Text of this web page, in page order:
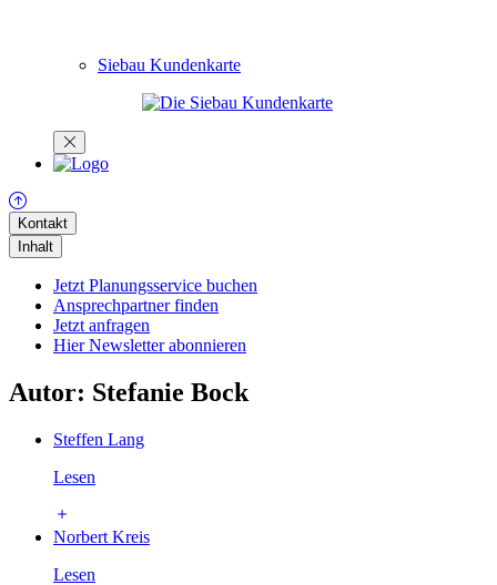
Siebau Kundenkarte
Kontakt
Inhalt
Jetzt Planungsservice buchen
Ansprechpartner finden
Jetzt anfragen
Hier Newsletter abonnieren
Autor: Stefanie Bock
Steffen Lang
Lesen
Norbert Kreis
Lesen